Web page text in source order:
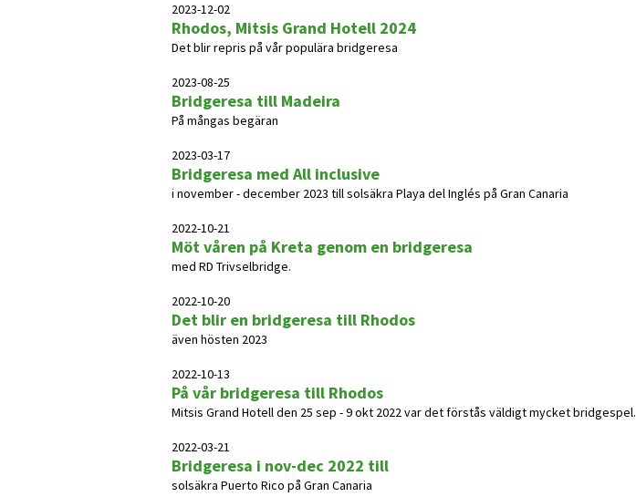
2023-12-02
Rhodos, Mitsis Grand Hotell 2024
Det blir repris på vår populära bridgeresa
2023-08-25
Bridgeresa till Madeira
På mångas begäran
2023-03-17
Bridgeresa med All inclusive
i november - december 2023 till solsäkra Playa del Inglés på Gran Canaria
2022-10-21
Möt våren på Kreta genom en bridgeresa
med RD Trivselbridge.
2022-10-20
Det blir en bridgeresa till Rhodos
även hösten 2023
2022-10-13
På vår bridgeresa till Rhodos
Mitsis Grand Hotell den 25 sep - 9 okt 2022 var det förstås väldigt mycket bridgespel.
2022-03-21
Bridgeresa i nov-dec 2022 till
solsäkra Puerto Rico på Gran Canaria